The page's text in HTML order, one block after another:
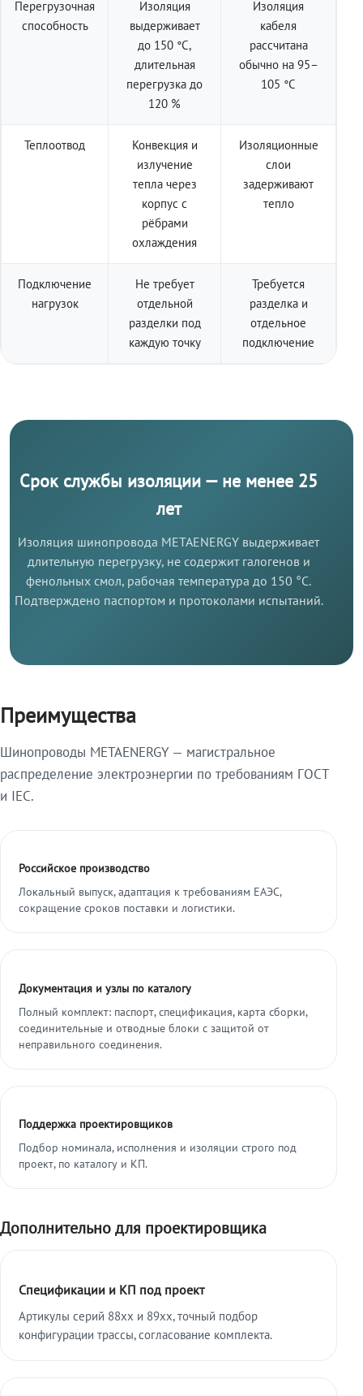
Перегрузочная
способность
Изоляция
выдерживает
до 150 °C,
длительная
перегрузка до
120 %
Изоляция
кабеля
рассчитана
обычно на 95–
105 °C
Теплоотвод
Конвекция и
излучение
тепла через
корпус с
рёбрами
охлаждения
Изоляционные
слои
задерживают
тепло
Подключение
нагрузок
Не требует
отдельной
разделки под
каждую точку
Требуется
разделка и
отдельное
подключение
Срок службы изоляции — не менее 25
лет
Изоляция шинопровода METAENERGY выдерживает
длительную перегрузку, не содержит галогенов и
фенольных смол, рабочая температура до 150 °C.
Подтверждено паспортом и протоколами испытаний.
Преимущества
Шинопроводы METAENERGY — магистральное
распределение электроэнергии по требованиям ГОСТ
и IEC.
Российское производство
Локальный выпуск, адаптация к требованиям ЕАЭС,
сокращение сроков поставки и логистики.
Документация и узлы по каталогу
Полный комплект: паспорт, спецификация, карта сборки,
соединительные и отводные блоки с защитой от
неправильного соединения.
Поддержка проектировщиков
Подбор номинала, исполнения и изоляции строго под
проект, по каталогу и КП.
Дополнительно для проектировщика
Спецификации и КП под проект
Артикулы серий 88xx и 89xx, точный подбор
конфигурации трассы, согласование комплекта.